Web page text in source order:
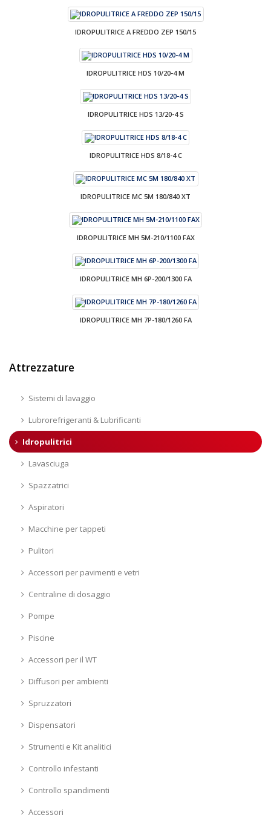
IDROPULITRICE A FREDDO ZEP 150/15
IDROPULITRICE HDS 10/20-4 M
IDROPULITRICE HDS 13/20-4 S
IDROPULITRICE HDS 8/18-4 C
IDROPULITRICE MC 5M 180/840 XT
IDROPULITRICE MH 5M-210/1100 FAX
IDROPULITRICE MH 6P-200/1300 FA
IDROPULITRICE MH 7P-180/1260 FA
Attrezzature
Sistemi di lavaggio
Lubrorefrigeranti & Lubrificanti
Idropulitrici
Lavasciuga
Spazzatrici
Aspiratori
Macchine per tappeti
Pulitori
Accessori per pavimenti e vetri
Centraline di dosaggio
Pompe
Piscine
Accessori per il WT
Diffusori per ambienti
Spruzzatori
Dispensatori
Strumenti e Kit analitici
Controllo infestanti
Controllo spandimenti
Accessori